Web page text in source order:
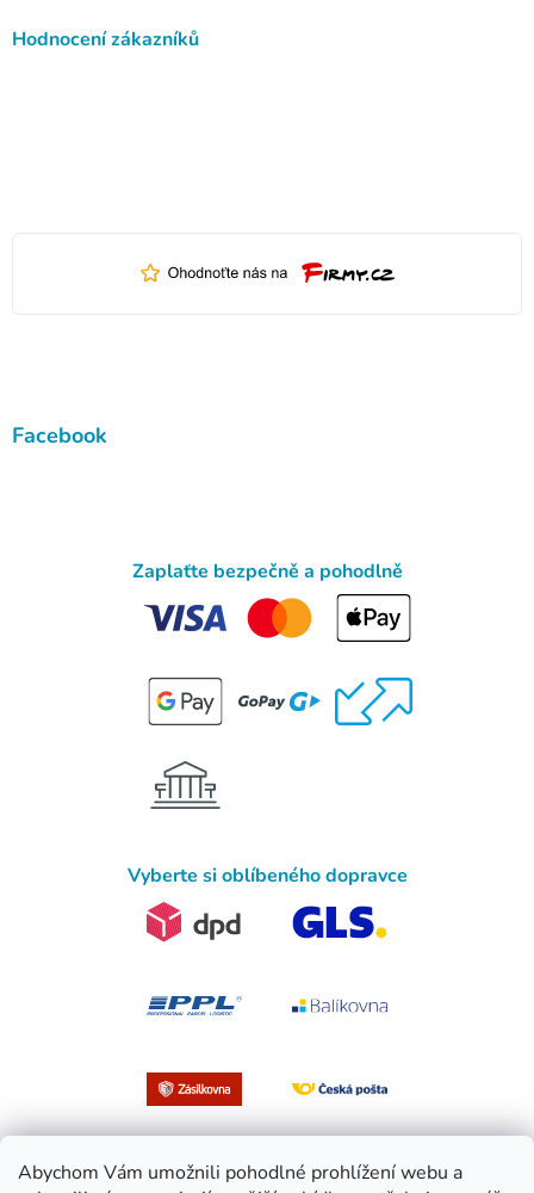
Abychom Vám umožnili pohodlné prohlížení webu a
Hodnocení zákazníků
Facebook
Zaplaťte bezpečně a pohodlně
Vyberte si oblíbeného dopravce